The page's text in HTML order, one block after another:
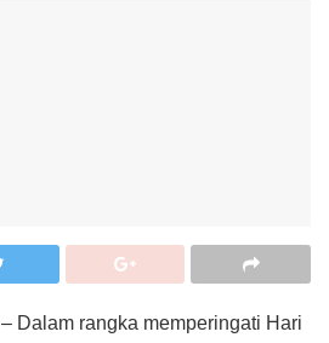
– Dalam rangka memperingati Hari